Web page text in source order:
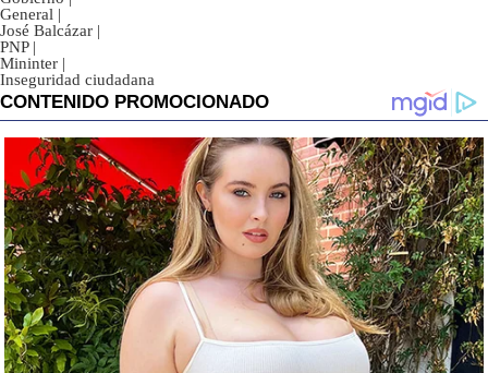
General |
José Balcázar |
PNP |
Mininter |
Inseguridad ciudadana